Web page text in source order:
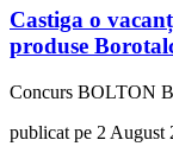
Castiga o
produse
Concurs BOLTON
publicat pe 2 August